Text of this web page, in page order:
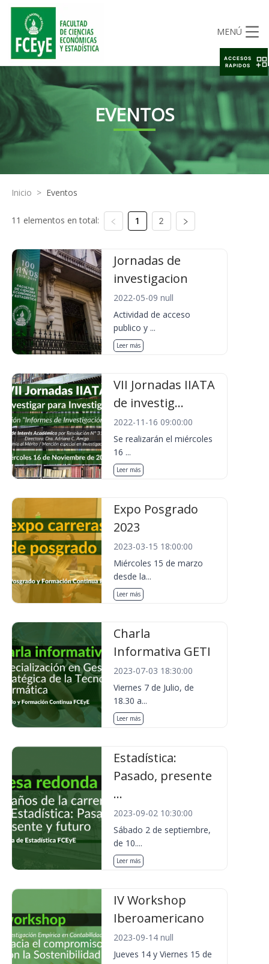
MENÚ
EVENTOS
Inicio > Eventos
11 elementos en total: 1 2
Jornadas de
investigacion
2022-05-09 null
Actividad de acceso
publico y ...
Leer más
VII Jornadas IIATA
de investig...
2022-11-16 09:00:00
Se realizarán el miércoles
16 ...
Leer más
Expo Posgrado
2023
2023-03-15 18:00:00
Miércoles 15 de marzo
desde la...
Leer más
Charla
Informativa GETI
2023-07-03 18:30:00
Viernes 7 de Julio, de
18.30 a...
Leer más
Estadística:
Pasado, presente
...
2023-09-02 10:30:00
Sábado 2 de septiembre,
de 10....
Leer más
IV Workshop
Iberoamericano
2023-09-14 null
Jueves 14 y Viernes 15 de
ACCESOS
RAPIDOS